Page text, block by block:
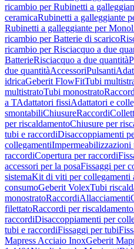
ricambio per Rubinetti a
ceramicaRubinetti a galleggiante
Rubinetti a galleggiante per
ricambio per Batterie di scarico
ricambio per Risciacquo a due
BatterieRisciacquo a due quantità
due quantitàAccessoriPulsanti
idricaGeberit FlowFitTubi
multistratoTubi monostrato
a TAdattatori fissiAdattatori e
smontabiliChiusureRaccordi
per riscaldamentoChiusure per
tubi e raccordiDisaccoppiamenti
collegamentiImpermeabilizzazioni
raccordiCopertura per raccordi
accessori per la posaFissaggi per
sistemaKit di viti per collegamenti
consumoGeberit VolexTubi
monostratoRaccordiAllacciamenti
filettatoRaccordi per riscaldamento
raccordiDisaccoppiamenti per
tubi e raccordiFissaggi per tubi
Mapress Acciaio InoxGeberit